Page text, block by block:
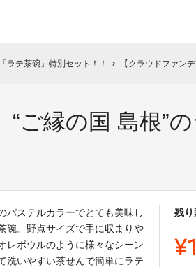
ラテ茶碗」特別セット！！ chevron_right 【クラウドファンディング特
ご縁の国 島根”
パステルカラーでとても美味し
碗。野点サイズで手に収まりや
レボウルのように様々なシーン
洗いやすい茶せんで簡単にラテ
残り